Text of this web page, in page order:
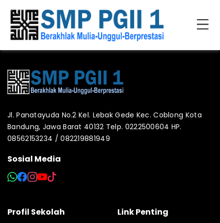
Jl. Panatayuda No.2 Kel. Lebak Gede Kec. Coblong Kota
Bandung, Jawa Barat 40132 Telp. 0222500604 HP.
08562153234 / 082219881949
Sosial Media
Profil Sekolah Link Penting